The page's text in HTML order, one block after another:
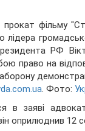
прокат фільму
лідера
РФ
право на
. Фото:
в заяві
оприлюднив 12